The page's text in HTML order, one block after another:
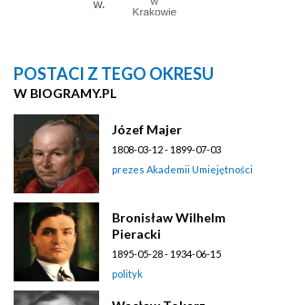
POSTACI Z TEGO OKRESU
W BIOGRAMY.PL
Józef Majer
1808-03-12 - 1899-07-03
prezes Akademii Umiejętności
Bronisław Wilhelm
Pieracki
1895-05-28 - 1934-06-15
polityk